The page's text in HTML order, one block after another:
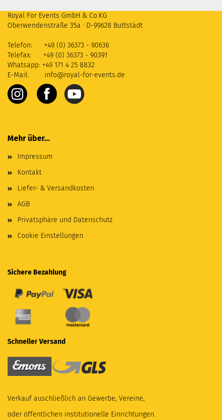
Royal For Events GmbH & Co.KG
Oberwendenstraße 35a · D-99628 Buttstädt
Telefon: +49 (0) 36373 - 90636
Telefax: +49 (0) 36373 - 90391
Whatsapp: +49 171 4 25 8832
E-Mail: info@royal-for-events.de
Mehr über...
Impressum
Kontakt
Liefer- & Versandkosten
AGB
Privatsphäre und Datenschutz
Cookie Einstellungen
Sichere Bezahlung
Schneller Versand
Verkauf auschließlich an Gewerbe, Vereine,
oder öffentlichen institutionelle Einrichtungen.